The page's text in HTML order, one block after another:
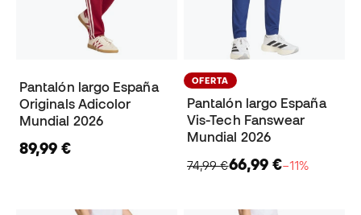
Pantalón largo España
Originals Adicolor
Mundial 2026
89,99 €
OFERTA
Pantalón largo España
Vis-Tech Fanswear
Mundial 2026
74,99 €66,99 €−11%